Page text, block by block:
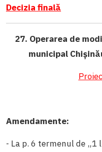
Decizia finală
27. Operarea de
municipal
Amendamente:
- La p. 6 termenul de „1